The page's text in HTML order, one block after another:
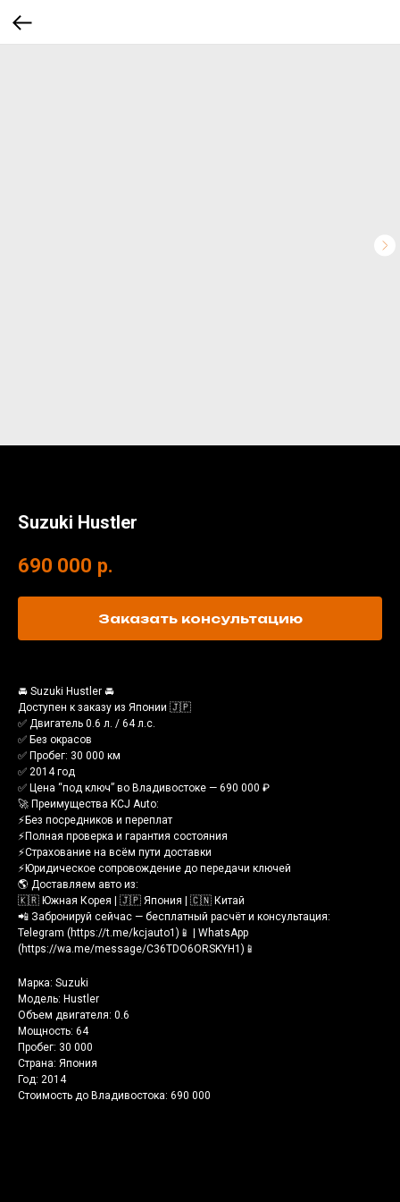
Suzuki Hustler
690 000 р.
Заказать консультацию
🚘 Suzuki Hustler 🚘
Доступен к заказу из Японии 🇯🇵
✅ Двигатель 0.6 л. / 64 л.с.
✅ Без окрасов
✅ Пробег: 30 000 км
✅ 2014 год
✅ Цена “под ключ” во Владивостоке — 690 000 ₽
🚀 Преимущества KCJ Auto:
⚡️Без посредников и переплат
⚡️Полная проверка и гарантия состояния
⚡️Страхование на всём пути доставки
⚡️Юридическое сопровождение до передачи ключей
🌎 Доставляем авто из:
🇰🇷 Южная Корея | 🇯🇵 Япония | 🇨🇳 Китай
📲 Забронируй сейчас — бесплатный расчёт и консультация:
Telegram (https://t.me/kcjauto1)📱 | WhatsApp
(https://wa.me/message/C36TDO6ORSKYH1)📱
Марка: Suzuki
Модель: Hustler
Объем двигателя: 0.6
Мощность: 64
Пробег: 30 000
Страна: Япония
Год: 2014
Стоимость до Владивостока: 690 000